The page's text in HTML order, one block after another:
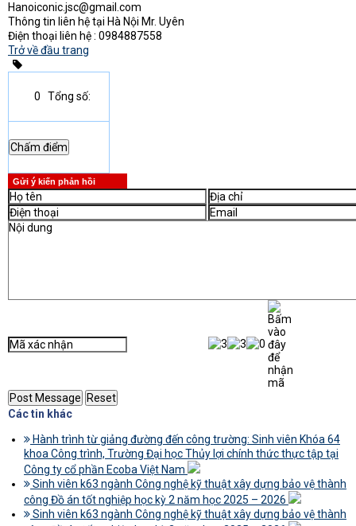
Hanoiconic.jsc@gmail.com
Thông tin liên hệ tại Hà Nội Mr. Uyên
Điện thoại liên hệ : 0984887558
Trở về đầu trang
0 Tổng số:
Gửi ý kiến phản hồi
Các tin khác
Hành trình từ giảng đường đến công trường: Sinh viên Khóa 64
khoa Công trình, Trường Đại học Thủy lợi chính thức thực tập tại
Công ty cổ phần Ecoba Việt Nam
Sinh viên k63 ngành Công nghệ kỹ thuật xây dựng bảo vệ thành
công Đồ án tốt nghiệp học kỳ 2 năm học 2025 – 2026
Sinh viên k63 ngành Công nghệ kỹ thuật xây dựng bảo vệ thành